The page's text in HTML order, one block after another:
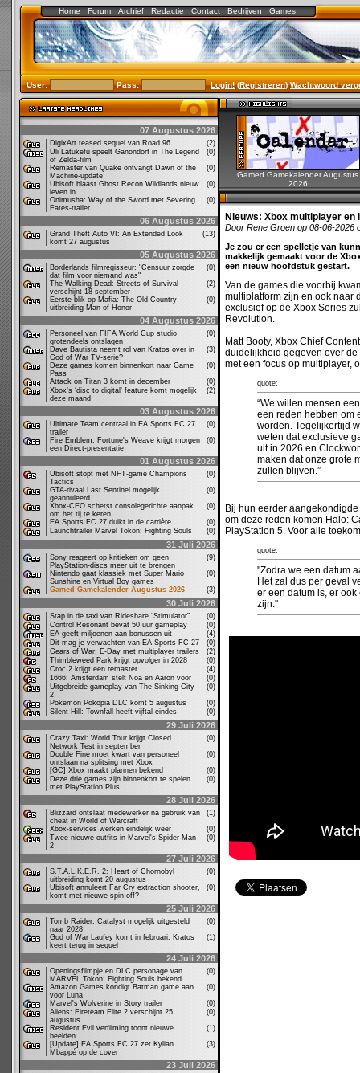
Home Forum Archief Redactie Contact Bedrijven Games
User: Pass: Login!(Registreren)Wachtwoord
07 Augustus 2026
DigixArt teased sequel van Road 96
(2)
Uli Latukefu speelt Ganondorf in The Legend
of Zelda-film
(0)
Remaster van Quake ontvangt Dawn of the
Machine-update
(0)
Ubisoft blaast Ghost Recon Wildlands nieuw
leven in
(0)
Onimusha: Way of the Sword met Severing
Fates-trailer
(0)
06 Augustus 2026
Grand Theft Auto VI: An Extended Look
komt 27 augustus
(13)
05 Augustus 2026
Borderlands filmregisseur: "Censuur zorgde
dat film voor niemand was"
(0)
The Walking Dead: Streets of Survival
verschijnt 18 september
(2)
Eerste blik op Mafia: The Old Country
uitbreiding Man of Honor
(0)
04 Augustus 2026
Personeel van FIFA World Cup studio
grotendeels ontslagen
(0)
Dave Bautista neemt rol van Kratos over in
God of War TV-serie?
(3)
Deze games komen binnenkort naar Game
Pass
(0)
Attack on Titan 3 komt in december
(0)
Xbox’s ‘disc to digital’ feature komt mogelijk
deze maand
(2)
03 Augustus 2026
Ultimate Team centraal in EA Sports FC 27
trailer
(0)
Fire Emblem: Fortune's Weave krijgt morgen
een Direct-presentatie
(0)
01 Augustus 2026
Ubisoft stopt met NFT-game Champions
Tactics
(0)
GTA-rivaal Last Sentinel mogelijk
geannuleerd
(0)
Xbox-CEO schetst consolegerichte aanpak
om het tij te keren
(0)
EA Sports FC 27 duikt in de carrière
(0)
Launchtrailer Marvel Tokon: Fighting Souls
(0)
31 Juli 2026
Sony reageert op kritieken om geen
PlayStation-discs meer uit te brengen
(9)
Nintendo gaat klassiek met Super Mario
Sunshine en Virtual Boy games
(0)
Gamed Gamekalender Augustus 2026
(3)
30 Juli 2026
Stap in de taxi van Rideshare “Stimulator”
(0)
Control Resonant bevat 50 uur gameplay
(0)
EA geeft miljoenen aan bonussen uit
(4)
Dit mag je verwachten van EA Sports FC 27
(0)
Gears of War: E-Day met multiplayer trailers
(2)
Thimbleweed Park krijgt opvolger in 2028
(0)
Croc 2 krijgt een remaster
(4)
1666: Amsterdam stelt Noa en Aaron voor
(0)
Uitgebreide gameplay van The Sinking City
2
(0)
Pokemon Pokopia DLC komt 5 augustus
(0)
Silent Hill: Townfall heeft vijftal eindes
(0)
29 Juli 2026
Crazy Taxi: World Tour krijgt Closed
Network Test in september
(0)
Double Fine moet kwart van personeel
ontslaan na splitsing met Xbox
(0)
[GC] Xbox maakt plannen bekend
(0)
Deze drie games zijn binnenkort te spelen
met PlayStation Plus
(0)
28 Juli 2026
Blizzard ontslaat medewerker na gebruik van
cheat in World of Warcraft
(1)
Xbox-services werken eindelijk weer
(0)
Twee nieuwe outfits in Marvel's Spider-Man
2
(0)
27 Juli 2026
S.T.A.L.K.E.R. 2: Heart of Chornobyl
uitbreiding komt 20 augustus
(0)
Ubisoft annuleert Far Cry extraction shooter,
komt met nieuwe spin-off?
(0)
25 Juli 2026
Tomb Raider: Catalyst mogelijk uitgesteld
naar 2028
(0)
God of War Laufey komt in februari, Kratos
keert terug in sequel
(1)
24 Juli 2026
Openingsfilmpje en DLC personage van
MARVEL Tokon: Fighting Souls bekend
(0)
Amazon Games kondigt Batman game aan
voor Luna
(0)
Marvel's Wolverine in Story trailer
(0)
Aliens: Fireteam Elite 2 verschijnt 25
augustus
(0)
Resident Evil verfilming toont nieuwe
beelden
(1)
[Update] EA Sports FC 27 zet Kylian
Mbappé op de cover
(3)
23 Juli 2026
Gamed Gamekalender Augustus
2026
Nieuws: Xbox multiplayer en
Door Rene Groen op 08-06-2026
Je zou er een spelletje van
makkelijk gemaakt voor de
een nieuw hoofdstuk gestart.
Van de games die voorbij
multiplatform zijn en ook naar
exclusief op de Xbox Series
Revolution.
Matt Booty, Xbox Chief
duidelijkheid gegeven over
met een focus op multiplayer,
quote:
“We willen mensen
een reden hebben om
worden. Tegelijkertijd
weten dat exclusieve
uit in 2026 en
maken dat onze grote
zullen blijven.”
Bij hun eerder
om deze reden komen Halo:
PlayStation 5. Voor alle
quote:
"Zodra we een datum
Het zal dus per geval
er een datum is, er
zijn."